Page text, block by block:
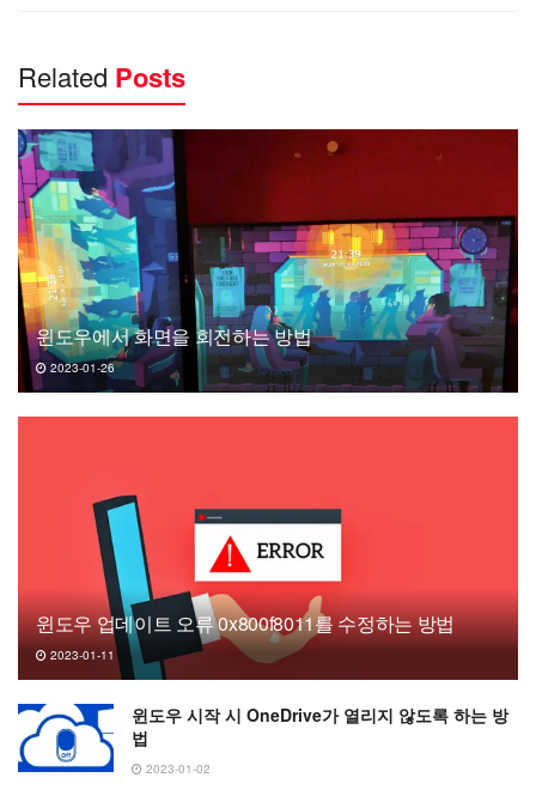
Related Posts
윈도우에서 화면을 회전하는 방법
2023-01-26
윈도우 업데이트 오류 0x800f8011를 수정하는 방법
2023-01-11
윈도우 시작 시 OneDrive가 열리지 않도록 하는 방
법
2023-01-02